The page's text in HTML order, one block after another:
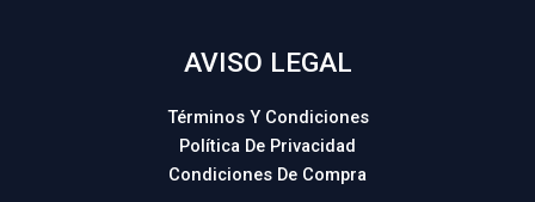
AVISO LEGAL
Términos Y Condiciones
Política De Privacidad
Condiciones De Compra